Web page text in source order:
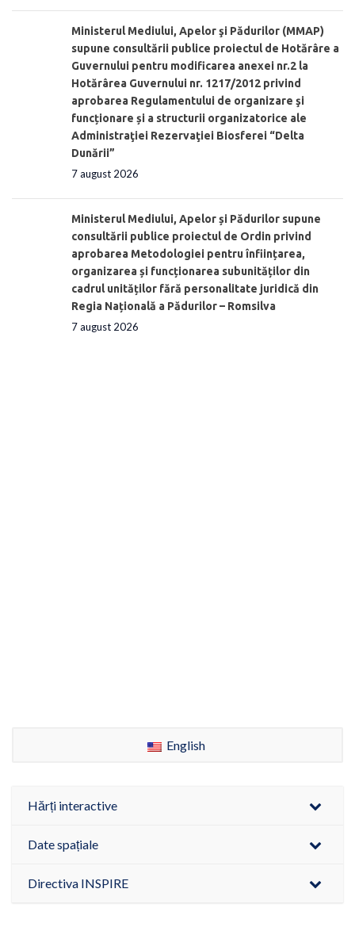
Ministerul Mediului, Apelor şi Pădurilor (MMAP)
supune consultării publice proiectul de Hotărâre a
Guvernului pentru modificarea anexei nr.2 la
Hotărârea Guvernului nr. 1217/2012 privind
aprobarea Regulamentului de organizare şi
funcționare și a structurii organizatorice ale
Administraţiei Rezervaţiei Biosferei “Delta
Dunării”
7 august 2026
Ministerul Mediului, Apelor și Pădurilor supune
consultării publice proiectul de Ordin privind
aprobarea Metodologiei pentru înființarea,
organizarea și funcționarea subunităților din
cadrul unităților fără personalitate juridică din
Regia Națională a Pădurilor – Romsilva
7 august 2026
English
Hărți interactive
Date spațiale
Directiva INSPIRE